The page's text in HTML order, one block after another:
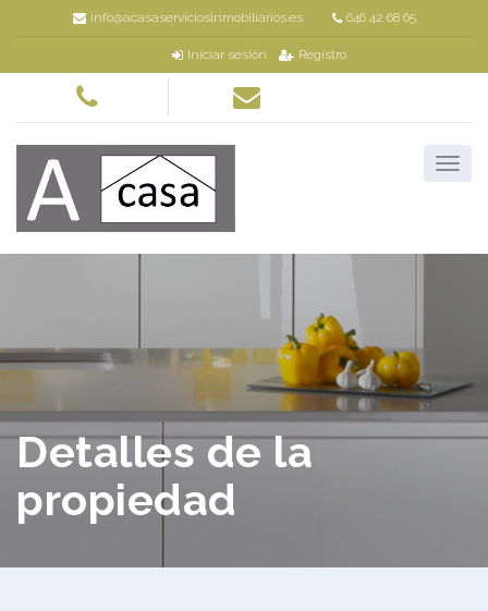
info@acasaserviciosinmobiliarios.es 646 42 68 65
Iniciar sesión Registro
Detalles de la
propiedad